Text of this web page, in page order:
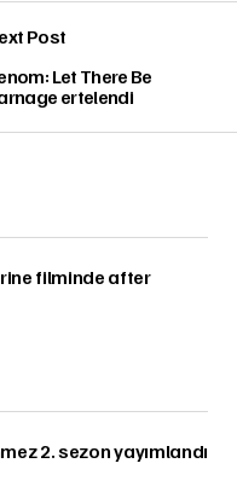
Post
Let There Be
ertelendi
filminde after
2. sezon yayımlandı